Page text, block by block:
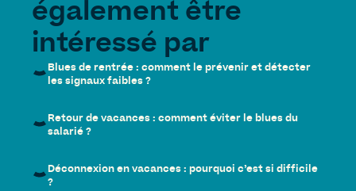
également être
intéressé par
Blues de rentrée : comment le prévenir et détecter
les signaux faibles ?
Retour de vacances : comment éviter le blues du
salarié ?
Déconnexion en vacances : pourquoi c’est si difficile
?